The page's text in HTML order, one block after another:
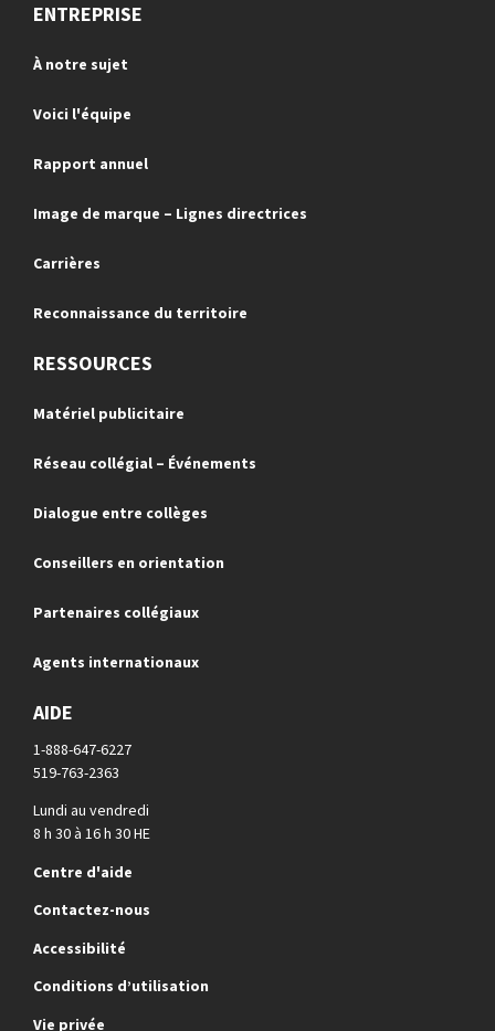
ENTREPRISE
À notre sujet
Voici l'équipe
Rapport annuel
Image de marque – Lignes directrices
Carrières
Reconnaissance du territoire
RESSOURCES
Matériel publicitaire
Réseau collégial – Événements
Dialogue entre collèges
Conseillers en orientation
Partenaires collégiaux
Agents internationaux
AIDE
1-888-647-6227
519-763-2363
Lundi au vendredi
8 h 30 à 16 h 30 HE
Centre d'aide
Contactez-nous
Accessibilité
Conditions d’utilisation
Vie privée